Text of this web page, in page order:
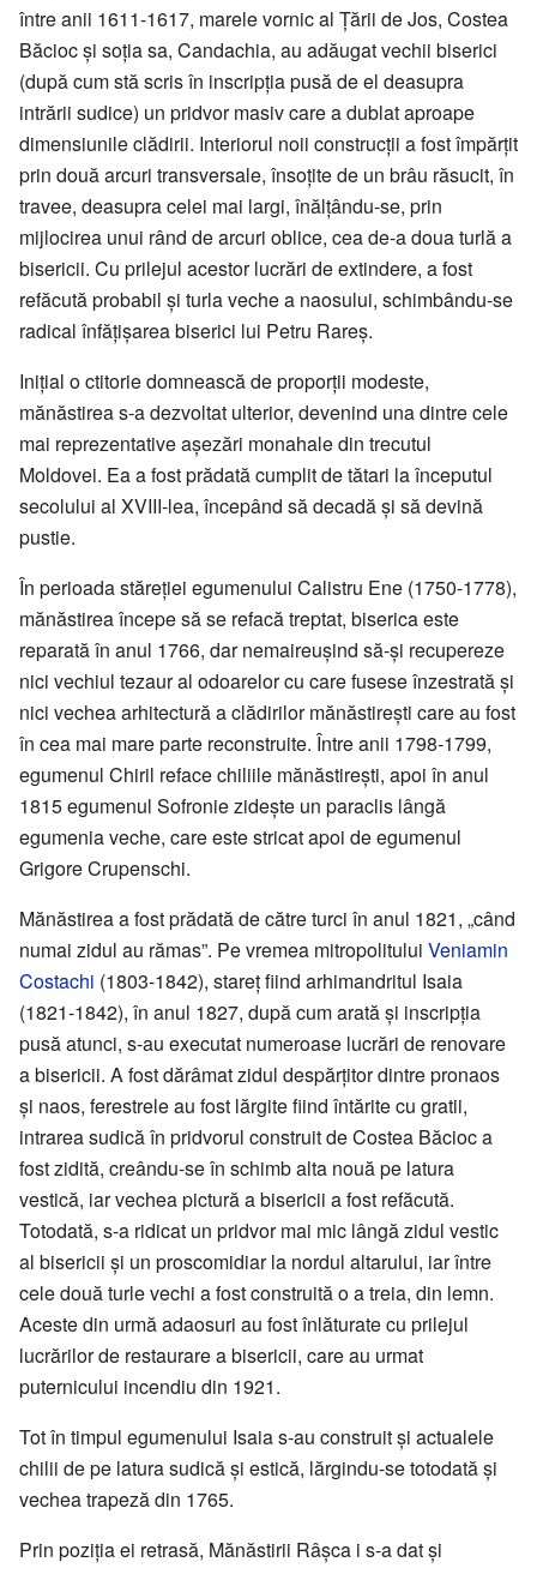
între anii 1611-1617, marele vornic al Țării de Jos, Costea
Băcioc și soția sa, Candachia, au adăugat vechii biserici
(după cum stă scris în inscripția pusă de el deasupra
intrării sudice) un pridvor masiv care a dublat aproape
dimensiunile clădirii. Interiorul noii construcții a fost împărțit
prin două arcuri transversale, însoțite de un brâu răsucit, în
travee, deasupra celei mai largi, înălțându-se, prin
mijlocirea unui rând de arcuri oblice, cea de-a doua turlă a
bisericii. Cu prilejul acestor lucrări de extindere, a fost
refăcută probabil și turla veche a naosului, schimbându-se
radical înfățișarea biserici lui Petru Rareș.
Inițial o ctitorie domnească de proporții modeste,
mănăstirea s-a dezvoltat ulterior, devenind una dintre cele
mai reprezentative așezări monahale din trecutul
Moldovei. Ea a fost prădată cumplit de tătari la începutul
secolului al XVIII-lea, începând să decadă și să devină
pustie.
În perioada stăreției egumenului Calistru Ene (1750-1778),
mănăstirea începe să se refacă treptat, biserica este
reparată în anul 1766, dar nemaireușind să-și recupereze
nici vechiul tezaur al odoarelor cu care fusese înzestrată și
nici vechea arhitectură a clădirilor mănăstirești care au fost
în cea mai mare parte reconstruite. Între anii 1798-1799,
egumenul Chiril reface chiliile mănăstirești, apoi în anul
1815 egumenul Sofronie zidește un paraclis lângă
egumenia veche, care este stricat apoi de egumenul
Grigore Crupenschi.
Mănăstirea a fost prădată de către turci în anul 1821, „când
numai zidul au rămas”. Pe vremea mitropolitului Veniamin
Costachi (1803-1842), stareț fiind arhimandritul Isaia
(1821-1842), în anul 1827, după cum arată și inscripția
pusă atunci, s-au executat numeroase lucrări de renovare
a bisericii. A fost dărâmat zidul despărțitor dintre pronaos
și naos, ferestrele au fost lărgite fiind întărite cu gratii,
intrarea sudică în pridvorul construit de Costea Băcioc a
fost zidită, creându-se în schimb alta nouă pe latura
vestică, iar vechea pictură a bisericii a fost refăcută.
Totodată, s-a ridicat un pridvor mai mic lângă zidul vestic
al bisericii și un proscomidiar la nordul altarului, iar între
cele două turle vechi a fost construită o a treia, din lemn.
Aceste din urmă adaosuri au fost înlăturate cu prilejul
lucrărilor de restaurare a bisericii, care au urmat
puternicului incendiu din 1921.
Tot în timpul egumenului Isaia s-au construit și actualele
chilii de pe latura sudică și estică, lărgindu-se totodată și
vechea trapeză din 1765.
Prin poziția ei retrasă, Mănăstirii Râșca i s-a dat și